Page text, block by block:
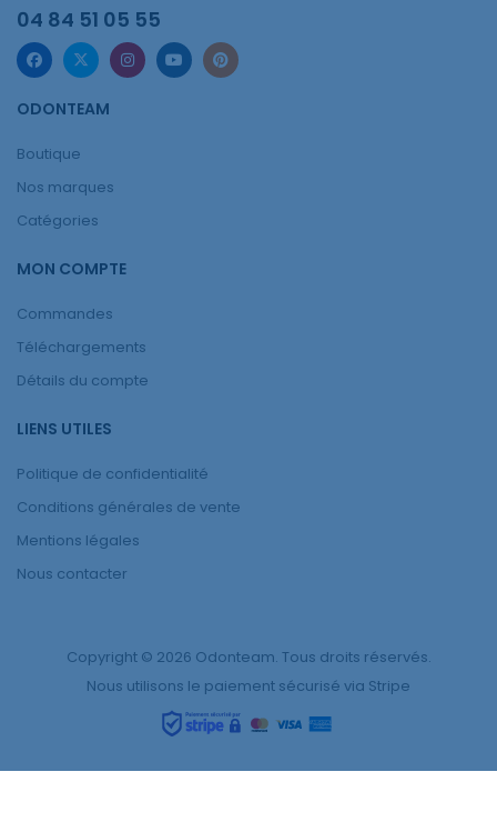
04 84 51 05 55
ODONTEAM
Boutique
Nos marques
Catégories
MON COMPTE
Commandes
Téléchargements
Détails du compte
LIENS UTILES
Politique de confidentialité
Conditions générales de vente
Mentions légales
Nous contacter
Copyright © 2026 Odonteam. Tous droits réservés.
Nous utilisons le paiement sécurisé via Stripe